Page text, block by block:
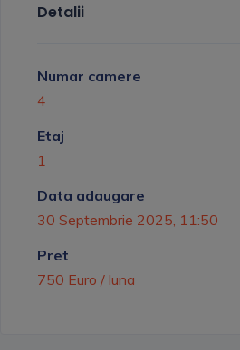
Detalii
Numar camere
4
Etaj
1
Data adaugare
30 Septembrie 2025, 11:50
Pret
750 Euro / luna